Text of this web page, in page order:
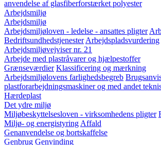
anvendelse af glasfiberforstærket polyester
Arbejdsmiljø
Arbejdsmiljø
Arbejdsmiljøloven - ledelse - ansattes pligter
Bedriftsundhedstjenester Arbejdspladsvurdering
Arbejdsmiljøvejviser nr. 21
Arbejde med plastråvarer og hjælpestoffer
Grænseværdier Klassificering og mærkning
Arbejdsmiljølovens farlighedsbegreb
plastforarbejdningsmaskiner og med andet
Hærdeplast
Det ydre miljø
Miljøbeskyttelsesloven - virksomhedens pligter
Miljø- og energistyring Affald
Genanvendelse og bortskaffelse
Genbrug Genvinding